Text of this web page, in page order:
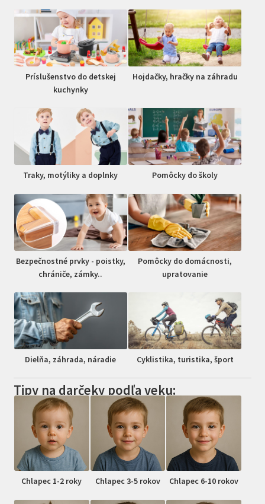
Príslušenstvo do detskej
kuchynky
Hojdačky, hračky na záhradu
Traky, motýliky a doplnky Pomôcky do školy
Bezpečnostné prvky - poistky,
chrániče, zámky..
Pomôcky do domácnosti,
upratovanie
Dielňa, záhrada, náradie Cyklistika, turistika, šport
Tipy na darčeky podľa veku:
Chlapec 1-2 roky Chlapec 3-5 rokov Chlapec 6-10 rokov